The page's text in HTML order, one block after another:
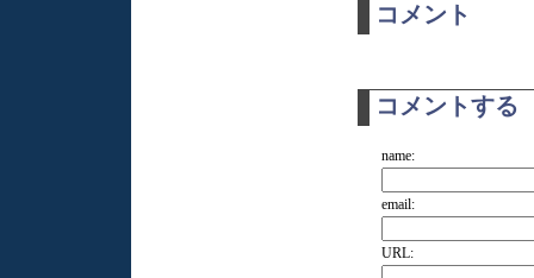
コメント
コメントする
name:
email:
URL: